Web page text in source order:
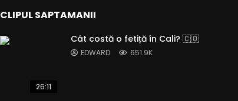
CLIPUL SAPTAMANII
26:11
Cât costă o fetiță în Cali? 🇨🇴
EDWARD 651.9K